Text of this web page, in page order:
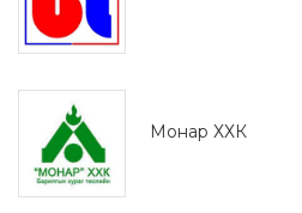
Монaр ХХК